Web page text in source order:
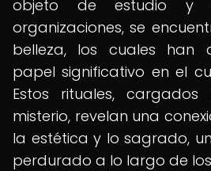
objeto de estudio y
organizaciones, se
belleza, los cuales han
papel significativo en el
Estos rituales,
misterio, revelan una
la estética y lo sagrado,
perdurado a lo largo de los